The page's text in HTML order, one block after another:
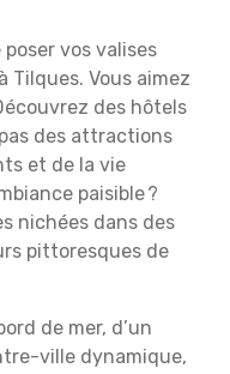
vos valises
Vous aimez
des hôtels
des attractions
et de la vie
paisible ?
nichées dans des
pittoresques de
de mer, d’un
ville dynamique,